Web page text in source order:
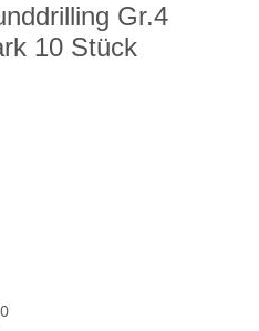
Gr.4
10 Stück